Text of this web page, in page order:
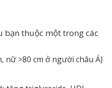
bạn thuộc một trong các
nữ >80 cm ở người châu Á)